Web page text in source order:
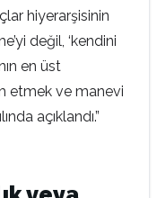
hiyerarşisinin
değil, ‘kendini
en üst
etmek ve manevi
açıklandı.”